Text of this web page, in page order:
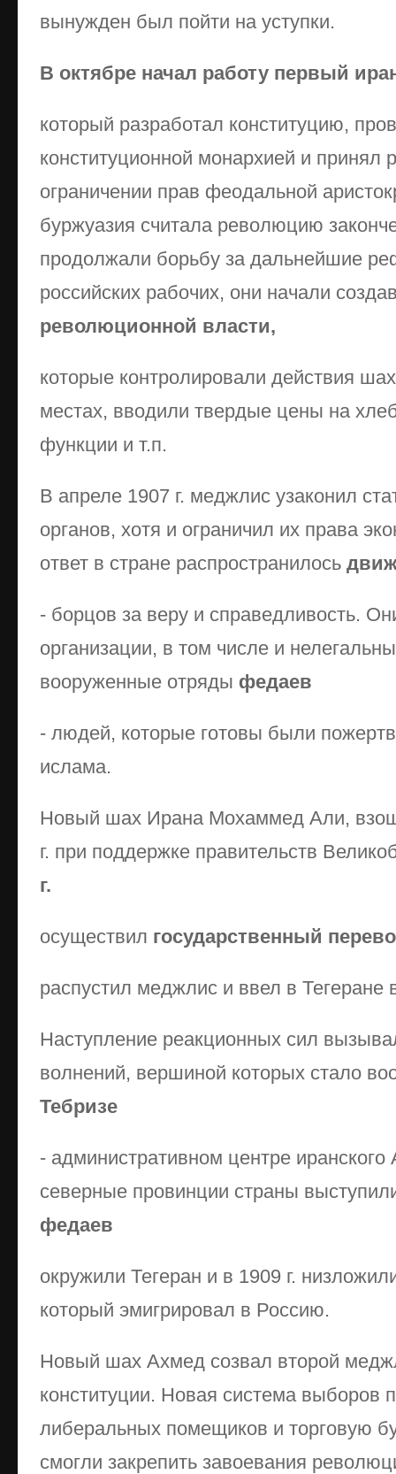
вынужден был пойти на уступки.
В октябре начал работу первый
который разработал конституцию,
конституционной монархией и принял
ограничении прав феодальной
буржуазия считала революцию
продолжали борьбу за дальнейшие
российских рабочих, они начали
революционной власти,
которые контролировали действия
местах, вводили твердые цены на
функции и т.п.
В апреле 1907 г. меджлис узаконил
органов, хотя и ограничил их права
ответ в стране распространилось
- борцов за веру и справедливость.
организации, в том числе и
вооруженные отряды федаев
- людей, которые готовы были
ислама.
Новый шах Ирана Мохаммед Али,
г. при поддержке правительств
г.
осуществил государственный
распустил меджлис и ввел в Тегеране
Наступление реакционных сил
волнений, вершиной которых стало
Тебризе
- административном центре
северные провинции страны
федаев
окружили Тегеран и в 1909 г.
который эмигрировал в Россию.
Новый шах Ахмед созвал второй
конституции. Новая система выборов
либеральных помещиков и торговую
смогли закрепить завоевания